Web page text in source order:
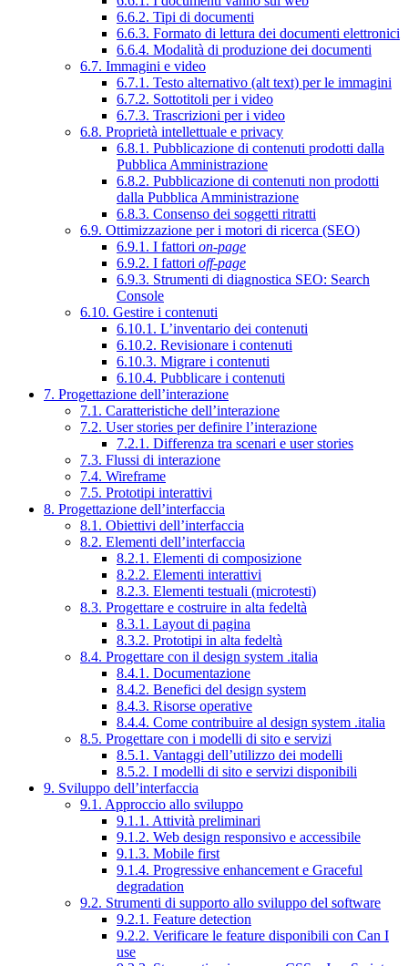
6.6.2. Tipi di documenti
6.6.3. Formato di lettura dei documenti elettronici
6.6.4. Modalità di produzione dei documenti
6.7. Immagini e video
6.7.1. Testo alternativo (alt text) per le immagini
6.7.2. Sottotitoli per i video
6.7.3. Trascrizioni per i video
6.8. Proprietà intellettuale e privacy
6.8.1. Pubblicazione di contenuti prodotti dalla
Pubblica Amministrazione
6.8.2. Pubblicazione di contenuti non prodotti
dalla Pubblica Amministrazione
6.8.3. Consenso dei soggetti ritratti
6.9. Ottimizzazione per i motori di ricerca (SEO)
6.9.1. I fattori on-page
6.9.2. I fattori off-page
6.9.3. Strumenti di diagnostica SEO: Search
Console
6.10. Gestire i contenuti
6.10.1. L’inventario dei contenuti
6.10.2. Revisionare i contenuti
6.10.3. Migrare i contenuti
6.10.4. Pubblicare i contenuti
7. Progettazione dell’interazione
7.1. Caratteristiche dell’interazione
7.2. User stories per definire l’interazione
7.2.1. Differenza tra scenari e user stories
7.3. Flussi di interazione
7.4. Wireframe
7.5. Prototipi interattivi
8. Progettazione dell’interfaccia
8.1. Obiettivi dell’interfaccia
8.2. Elementi dell’interfaccia
8.2.1. Elementi di composizione
8.2.2. Elementi interattivi
8.2.3. Elementi testuali (microtesti)
8.3. Progettare e costruire in alta fedeltà
8.3.1. Layout di pagina
8.3.2. Prototipi in alta fedeltà
8.4. Progettare con il design system .italia
8.4.1. Documentazione
8.4.2. Benefici del design system
8.4.3. Risorse operative
8.4.4. Come contribuire al design system .italia
8.5. Progettare con i modelli di sito e servizi
8.5.1. Vantaggi dell’utilizzo dei modelli
8.5.2. I modelli di sito e servizi disponibili
9. Sviluppo dell’interfaccia
9.1. Approccio allo sviluppo
9.1.1. Attività preliminari
9.1.2. Web design responsivo e accessibile
9.1.3. Mobile first
9.1.4. Progressive enhancement e Graceful
degradation
9.2. Strumenti di supporto allo sviluppo del software
9.2.1. Feature detection
9.2.2. Verificare le feature disponibili con Can I
use